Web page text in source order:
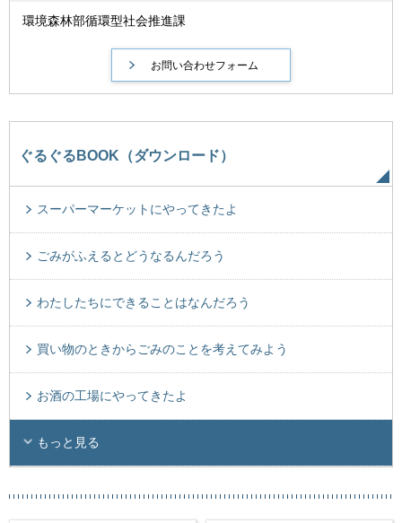
環境森林部循環型社会推進課
ぐるぐるBOOK（ダウンロード）
スーパーマーケットにやってきたよ
ごみがふえるとどうなるんだろう
わたしたちにできることはなんだろう
買い物のときからごみのことを考えてみよう
お酒の工場にやってきたよ
もっと見る